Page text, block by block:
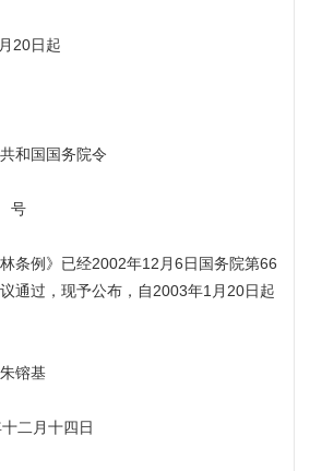
20日起
和国国务院令
号
林条例》已经2002年12月6日国务院第66
通过，现予公布，自2003年1月20日起
镕基
二月十四日